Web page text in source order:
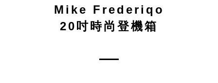
Mike Frederiqo
20吋時尚登機箱